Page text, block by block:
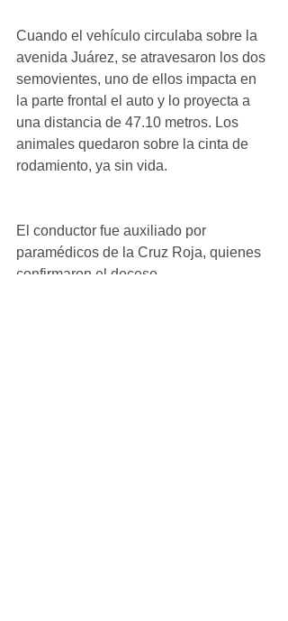
Cuando el vehículo circulaba sobre la
avenida Juárez, se atravesaron los dos
semovientes, uno de ellos impacta en
la parte frontal el auto y lo proyecta a
una distancia de 47.10 metros. Los
animales quedaron sobre la cinta de
rodamiento, ya sin vida.
El conductor fue auxiliado por
paramédicos de la Cruz Roja, quienes
confirmaron el deceso.